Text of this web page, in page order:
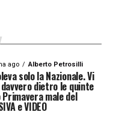
ago Alberto Petrosilli
solo la Nazionale. Vi
dietro le quinte
Primavera male del
e VIDEO